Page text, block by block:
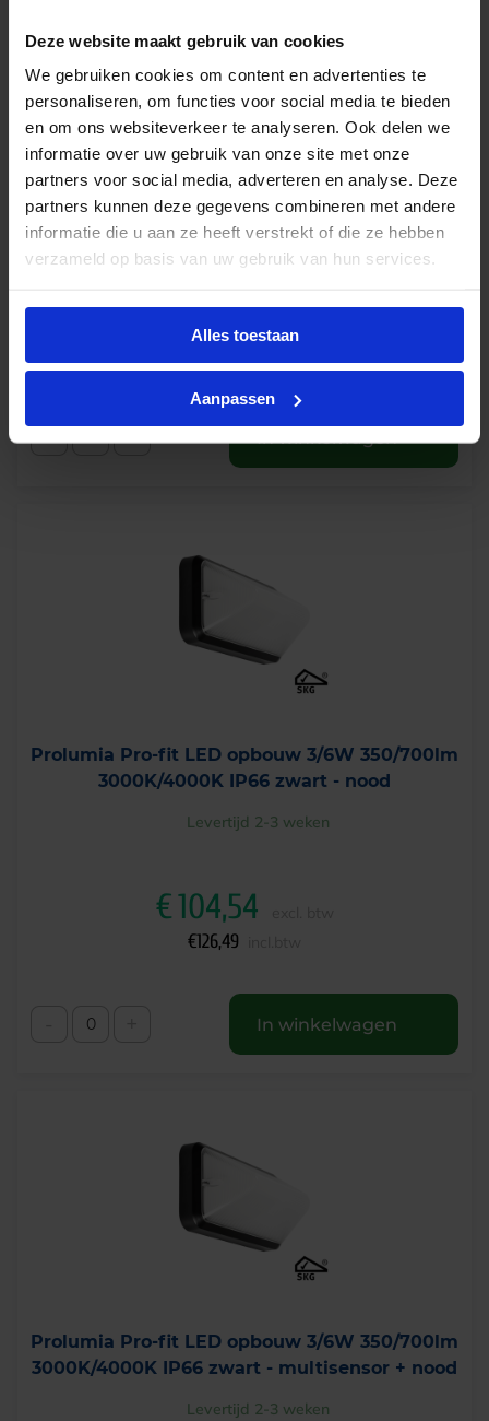
Deze website maakt gebruik van cookies
We gebruiken cookies om content en advertenties te
personaliseren, om functies voor social media te bieden
en om ons websiteverkeer te analyseren. Ook delen we
informatie over uw gebruik van onze site met onze
partners voor social media, adverteren en analyse. Deze
partners kunnen deze gegevens combineren met andere
informatie die u aan ze heeft verstrekt of die ze hebben
verzameld op basis van uw gebruik van hun services.
Alles toestaan
Aanpassen
Prolumia Pro-fit LED opbouw 3/6W 350/700lm
3000K/4000K IP66 zwart - multisensor
Levertijd 1-2 weken
€95,34 excl. btw
+
-
Prolumia Pro-fit LED opbouw 3/6W 350/700lm
3000K/4000K IP66 zwart - nood
Levertijd 2-3 weken
€104,54
€126,49
In winkelwagen
Prolumia Pro-fit LED opbouw 3/6W 350/700lm
3000K/4000K IP66 zwart - multisensor + nood
Levertijd 2-3 weken